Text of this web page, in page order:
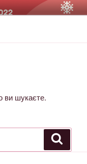
ви шукаєте.